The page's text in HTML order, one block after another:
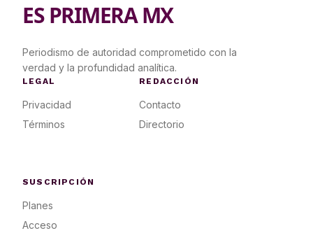
ES PRIMERA MX
Periodismo de autoridad comprometido con la
verdad y la profundidad analítica.
LEGAL
Privacidad
Términos
REDACCIÓN
Contacto
Directorio
SUSCRIPCIÓN
Planes
Acceso